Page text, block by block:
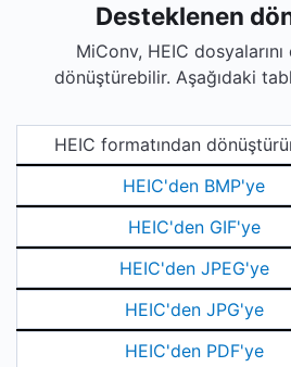
Desteklenen
MiConv, HEIC
dönüştürebilir. Aşağıdaki
HEIC formatından
HEIC'den BMP'ye
HEIC'den GIF'ye
HEIC'den JPEG'ye
HEIC'den JPG'ye
HEIC'den PDF'ye